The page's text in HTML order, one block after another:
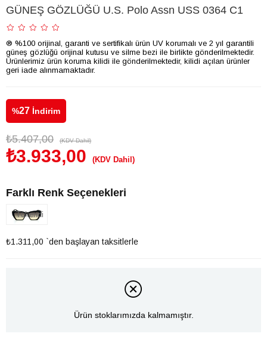
GÜNEŞ GÖZLÜĞÜ U.S. Polo Assn USS 0364 C1
® %100 orijinal, garanti ve sertifikalı ürün UV korumalı ve 2 yıl garantili
güneş gözlüğü orijinal kutusu ve silme bezi ile birlikte gönderilmektedir.
Ürünlerimiz ürün koruma kilidi ile gönderilmektedir, kilidi açılan ürünler
geri iade alınmamaktadır.
%27 İndirim
₺5.407,00 (KDV Dahil)
₺3.933,00 (KDV Dahil)
Farklı Renk Seçenekleri
Tükendi
₺1.311,00 `den başlayan taksitlerle
Ürün stoklarımızda kalmamıştır.